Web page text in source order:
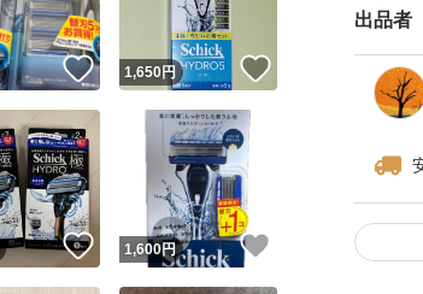
出品者
いいね！
1,650円
いいね！
1,600円